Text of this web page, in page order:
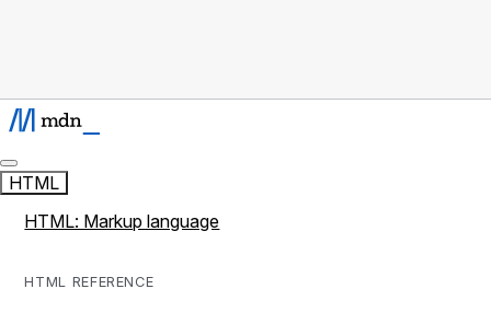
HTML
HTML: Markup language
HTML REFERENCE